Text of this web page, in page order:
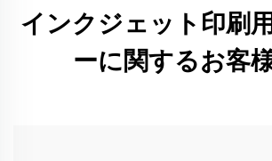
インクジェット印刷
ーに関するお客